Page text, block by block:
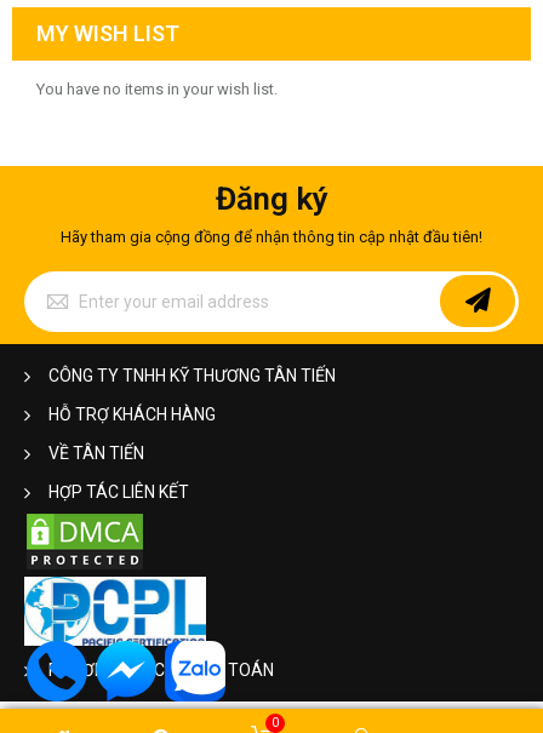
MY WISH LIST
You have no items in your wish list.
Đăng ký
Hãy tham gia cộng đồng để nhận thông tin cập nhật đầu tiên!
Sign
Up
for
Our
Newsletter:
CÔNG TY TNHH KỸ THƯƠNG TÂN TIẾN
HỖ TRỢ KHÁCH HÀNG
VỀ TÂN TIẾN
HỢP TÁC LIÊN KẾT
PHƯƠNG THỨC THANH TOÁN
0